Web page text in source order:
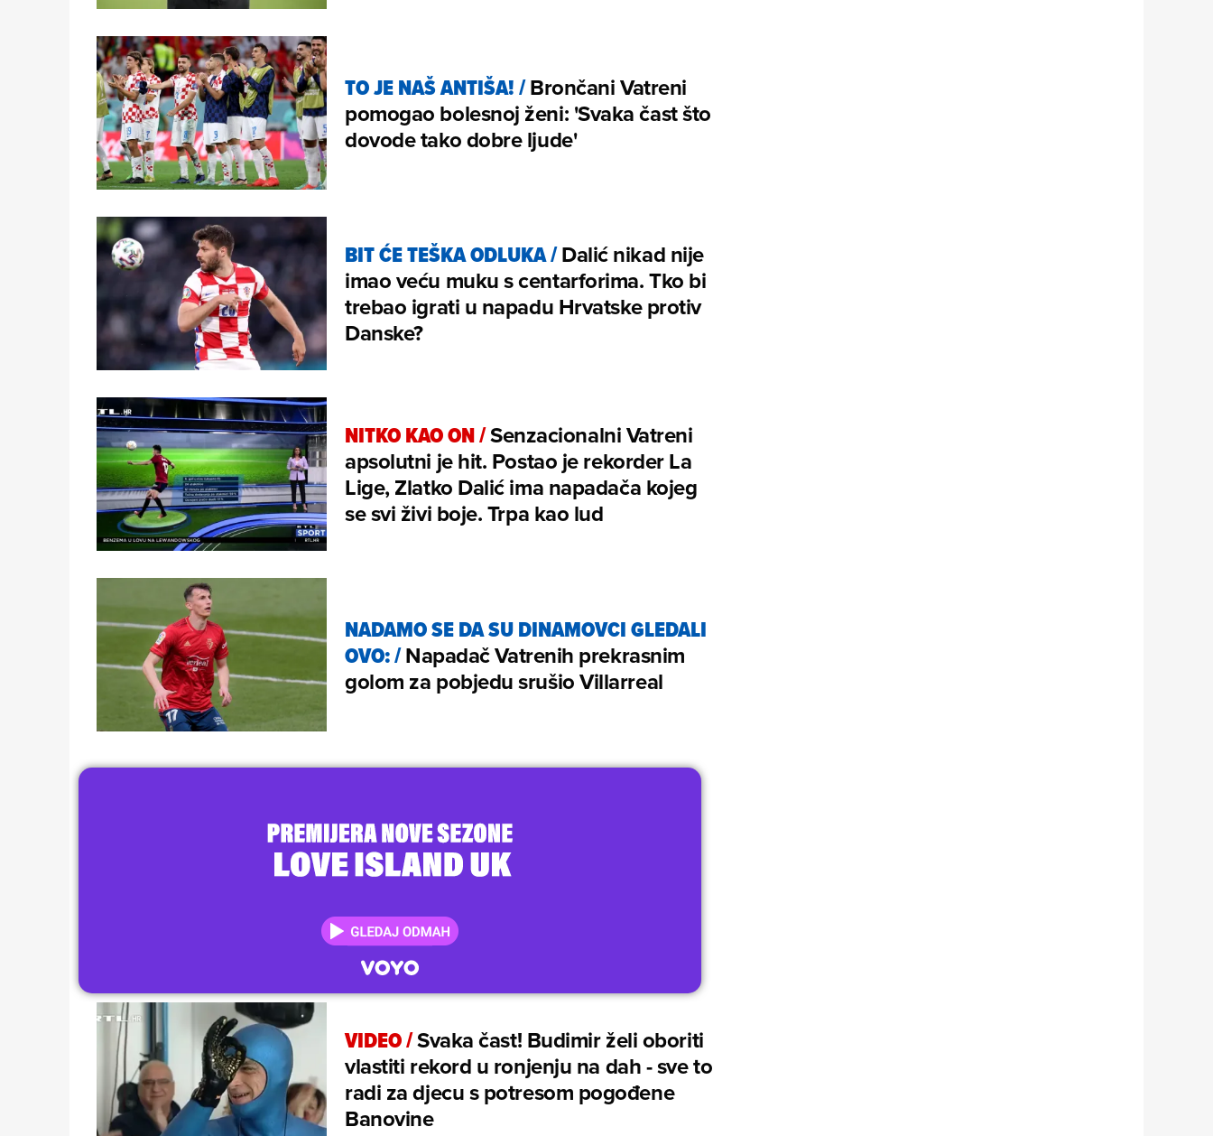
TO JE NAŠ ANTIŠA!/Brončani Vatreni
pomogao bolesnoj ženi: 'Svaka čast što
dovode tako dobre ljude'
BIT ĆE TEŠKA ODLUKA/Dalić nikad nije
imao veću muku s centarforima. Tko bi
trebao igrati u napadu Hrvatske protiv
Danske?
NITKO KAO ON/Senzacionalni Vatreni
apsolutni je hit. Postao je rekorder La
Lige, Zlatko Dalić ima napadača kojeg
se svi živi boje. Trpa kao lud
NADAMO SE DA SU DINAMOVCI GLEDALI
OVO:/Napadač Vatrenih prekrasnim
golom za pobjedu srušio Villarreal
VIDEO/Svaka čast! Budimir želi oboriti
vlastiti rekord u ronjenju na dah - sve to
radi za djecu s potresom pogođene
Banovine